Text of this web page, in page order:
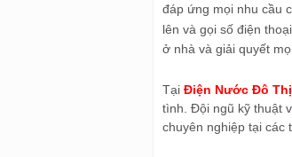
đáp ứng mọi nhu cầu
lên và gọi số điện thoại
ở nhà và giải quyết
Tại Điện Nước Đô Thị
tình. Đội ngũ kỹ thuật
chuyên nghiệp tại các